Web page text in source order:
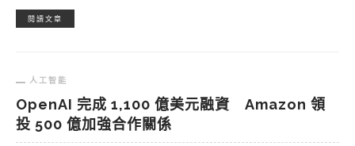
閱讀文章
人工智能
OpenAI 完成 1,100 億美元融資 Amazon 領
投 500 億加強合作關係